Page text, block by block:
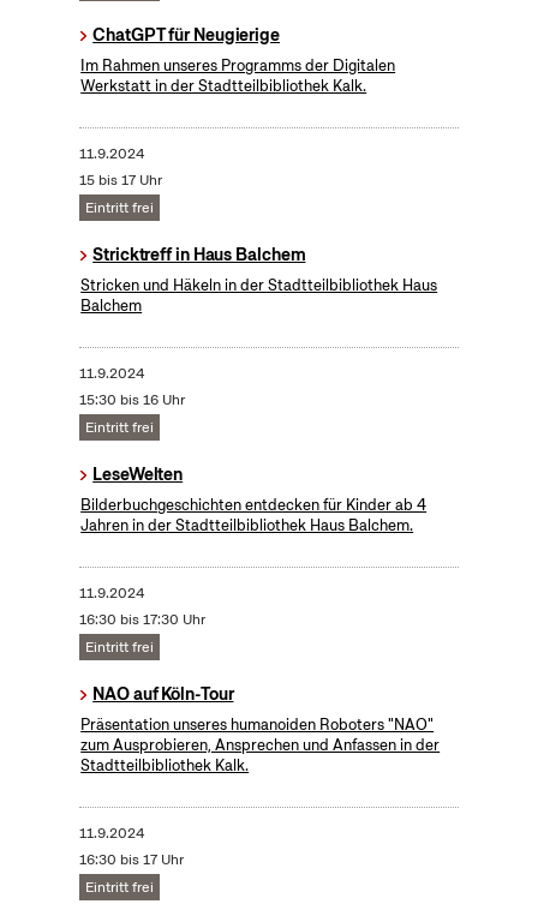
ChatGPT für Neugierige
Im Rahmen unseres Programms der Digitalen
Werkstatt in der Stadtteilbibliothek Kalk.
11.9.2024
15 bis 17 Uhr
Eintritt frei
Stricktreff in Haus Balchem
Stricken und Häkeln in der Stadtteilbibliothek Haus
Balchem
11.9.2024
15:30 bis 16 Uhr
Eintritt frei
LeseWelten
Bilderbuchgeschichten entdecken für Kinder ab 4
Jahren in der Stadtteilbibliothek Haus Balchem.
11.9.2024
16:30 bis 17:30 Uhr
Eintritt frei
NAO auf Köln-Tour
Präsentation unseres humanoiden Roboters "NAO"
zum Ausprobieren, Ansprechen und Anfassen in der
Stadtteilbibliothek Kalk.
11.9.2024
16:30 bis 17 Uhr
Eintritt frei